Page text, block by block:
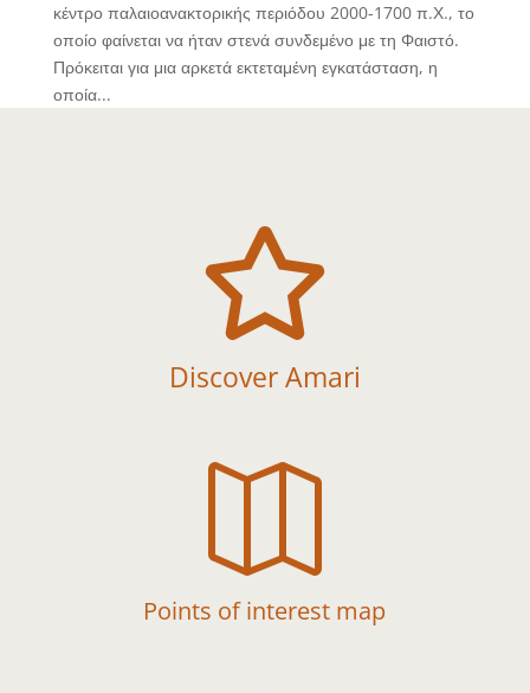
κέντρο παλαιοανακτορικής περιόδου 2000-1700 π.Χ., το
οποίο φαίνεται να ήταν στενά συνδεμένο με τη Φαιστό.
Πρόκειται για μια αρκετά εκτεταμένη εγκατάσταση, η
οποία...

Discover Amari

Points of interest map